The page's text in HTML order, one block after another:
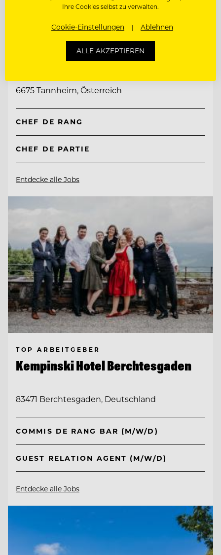
TOP ARBEITGEBER
Natur- & Biohotel Bergzeit
6675 Tannheim, Österreich
CHEF DE RANG
CHEF DE PARTIE
Entdecke alle Jobs
TOP ARBEITGEBER
Kempinski Hotel Berchtesgaden
83471 Berchtesgaden, Deutschland
COMMIS DE RANG BAR (M/W/D)
GUEST RELATION AGENT (M/W/D)
Entdecke alle Jobs
Ihre Cookies selbst zu verwalten.
Cookie-Einstellungen Ablehnen
ALLE AKZEPTIEREN